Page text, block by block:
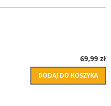
69,99 zł
DODAJ DO KOSZYKA